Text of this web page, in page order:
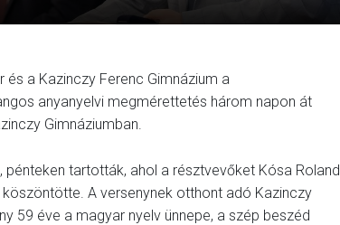
a Kazinczy Ferenc Gimnázium a
anyanyelvi megmérettetés három napon át
Gimnáziumban.
tartották, ahol a résztvevőket Kósa Roland
A versenynek otthont adó Kazinczy
59 éve a magyar nyelv ünnepe, a szép beszéd